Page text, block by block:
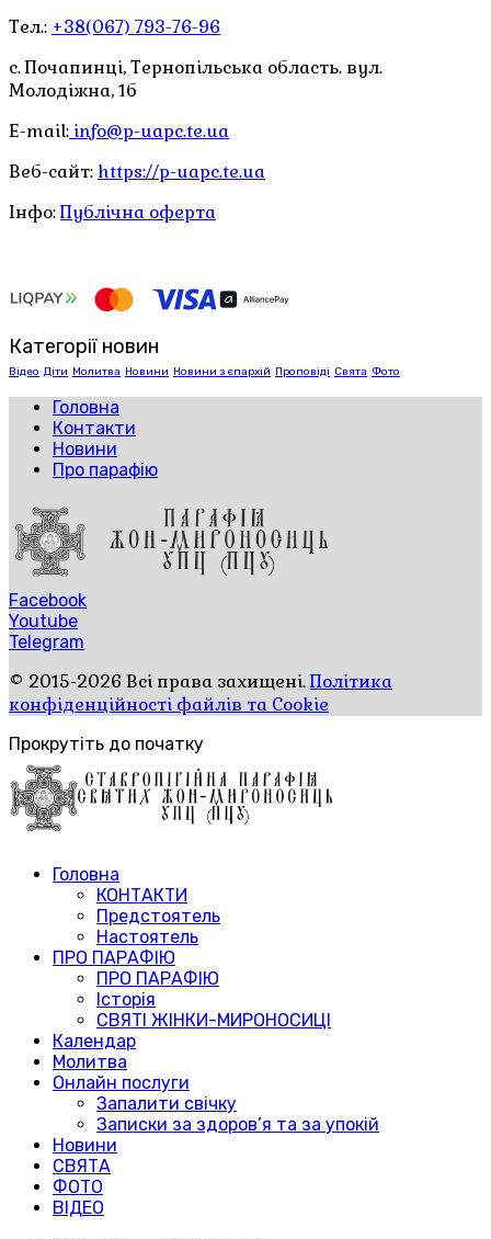
Тел.: +38(067) 793-76-96
с. Почапинці, Тернопільська область. вул.
Молодіжна, 1б
E-mail: info@p-uapc.te.ua
Веб-сайт: https://p-uapc.te.ua
Інфо:Публічна оферта
Категорії новин
Відео Діти Молитва Новини Новини з єпархій Проповіді Свята Фото
Головна
Контакти
Новини
Про парафію
Facebook
Youtube
Telegram
© 2015-2026 Всі права захищені.Політика
конфіденційності файлів та Cookie
Прокрутіть до початку
Головна
КОНТАКТИ
Предстоятель
Настоятель
ПРО ПАРАФІЮ
ПРО ПАРАФІЮ
Історія
СВЯТІ ЖІНКИ-МИРОНОСИЦІ
Календар
Молитва
Онлайн послуги
Запалити свічку
Записки за здоров’я та за упокій
Новини
СВЯТА
ФОТО
ВІДЕО